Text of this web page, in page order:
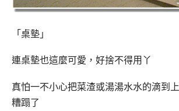
「桌墊」
連桌墊也這麼可愛，好捨不得用丫
真怕一不小心把菜渣或湯湯水水的滴到
糟蹋了